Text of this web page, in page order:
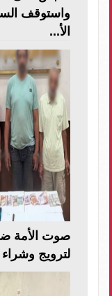
واستوقف
الأ...
لترويج وشراء